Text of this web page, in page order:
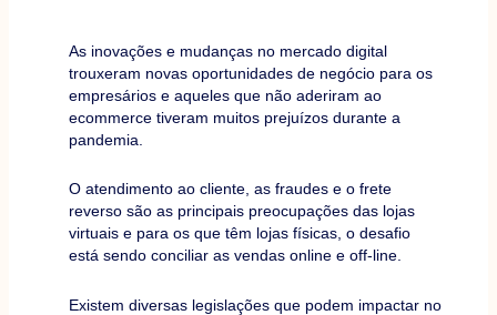
As inovações e mudanças no mercado digital
trouxeram novas oportunidades de negócio para os
empresários e aqueles que não aderiram ao
ecommerce tiveram muitos prejuízos durante a
pandemia.
O atendimento ao cliente, as fraudes e o frete
reverso são as principais preocupações das lojas
virtuais e para os que têm lojas físicas, o desafio
está sendo conciliar as vendas online e off-line.
Existem diversas legislações que podem impactar no